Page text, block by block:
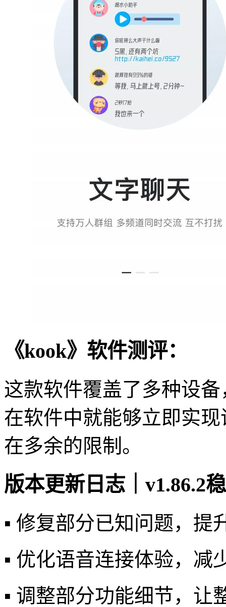
《kook》软件测评：
这款软件覆盖了多种设
在软件中就能够立即实
在多余的限制。
版本更新日志｜v1.86.2
▪️ 修复部分已知问题，提
▪️ 优化语音连接体验，减
▪️ 调整部分功能细节，让